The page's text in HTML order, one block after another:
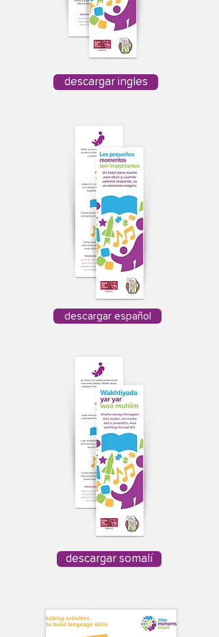
descargar ingles
descargar español
descargar somalí